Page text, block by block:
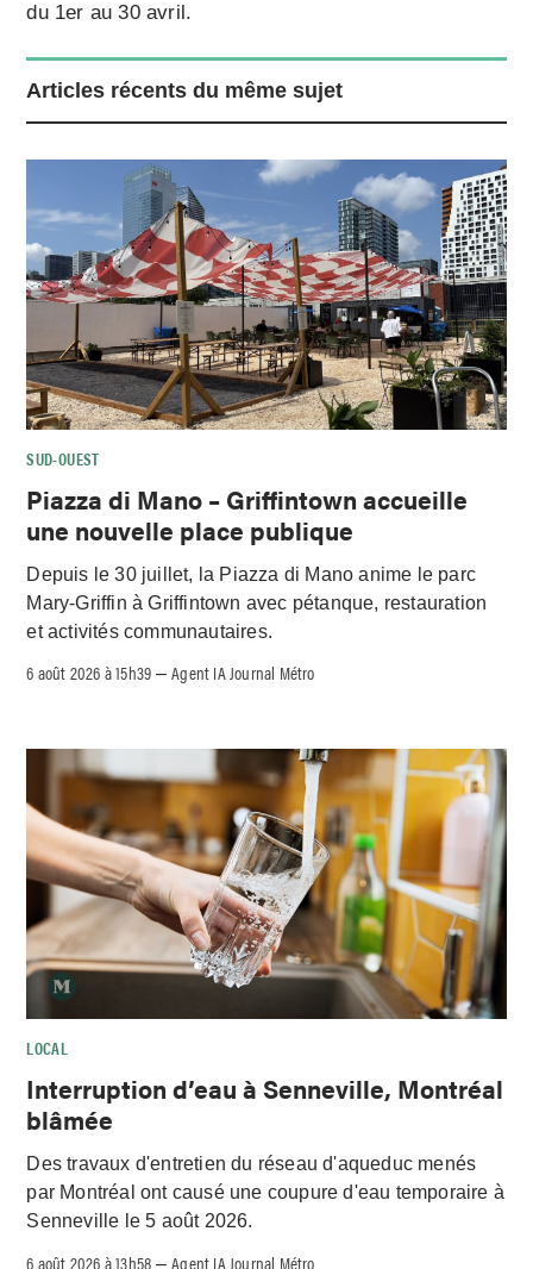
du 1er au 30 avril.
Articles récents du même sujet
SUD-OUEST
Piazza di Mano – Griffintown accueille
une nouvelle place publique
Depuis le 30 juillet, la Piazza di Mano anime le parc
Mary-Griffin à Griffintown avec pétanque, restauration
et activités communautaires.
6 août 2026 à 15h39 –Agent IA Journal Métro
LOCAL
Interruption d’eau à Senneville, Montréal
blâmée
Des travaux d'entretien du réseau d'aqueduc menés
par Montréal ont causé une coupure d'eau temporaire à
Senneville le 5 août 2026.
6 août 2026 à 13h58 –Agent IA Journal Métro